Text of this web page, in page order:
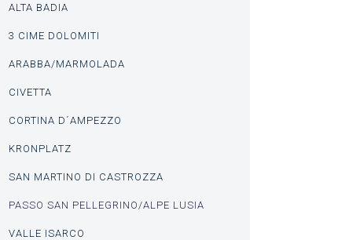
ALTA BADIA
3 CIME DOLOMITI
ARABBA/MARMOLADA
CIVETTA
CORTINA D´AMPEZZO
KRONPLATZ
SAN MARTINO DI CASTROZZA
PASSO SAN PELLEGRINO/ALPE LUSIA
VALLE ISARCO